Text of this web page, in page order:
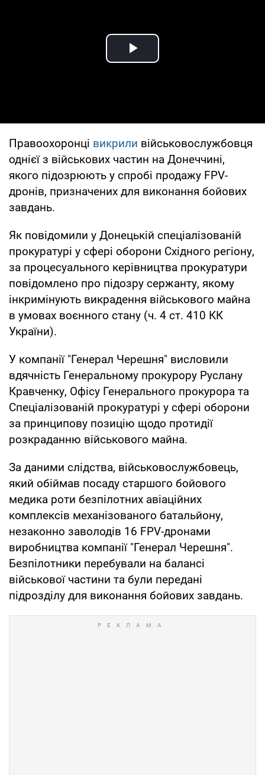
Play Video
Правоохоронці викрили військовослужбовця
однієї з військових частин на Донеччині,
якого підозрюють у спробі продажу FPV-
дронів, призначених для виконання бойових
завдань.
Як повідомили у Донецькій спеціалізованій
прокуратурі у сфері оборони Східного регіону,
за процесуального керівництва прокуратури
повідомлено про підозру сержанту, якому
інкримінують викрадення військового майна
в умовах воєнного стану (ч. 4 ст. 410 КК
України).
У компанії "Генерал Черешня" висловили
вдячність Генеральному прокурору Руслану
Кравченку, Офісу Генерального прокурора та
Спеціалізованій прокуратурі у сфері оборони
за принципову позицію щодо протидії
розкраданню військового майна.
За даними слідства, військовослужбовець,
який обіймав посаду старшого бойового
медика роти безпілотних авіаційних
комплексів механізованого батальйону,
незаконно заволодів 16 FPV-дронами
виробництва компанії "Генерал Черешня".
Безпілотники перебували на балансі
військової частини та були передані
підрозділу для виконання бойових завдань.